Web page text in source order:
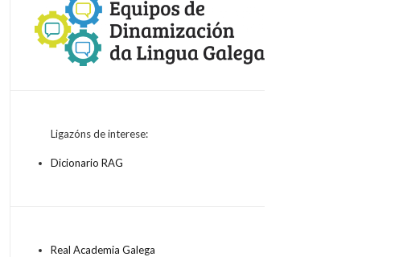
Ligazóns de interese:
Dicionario RAG
Real Academia Galega